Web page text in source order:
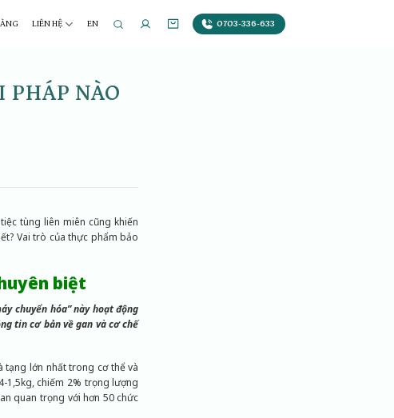
LIÊN HỆ EN 0703-336-633
PHÁP NÀO
tùng liên miên cũng khiến
Vai trò của thực phẩm bảo
biệt
chuyển hóa” này hoạt động
tin cơ bản về gan và cơ chế
tạng lớn nhất trong cơ thể và
1,5kg, chiếm 2% trọng lượng
quan trọng với hơn 50 chức